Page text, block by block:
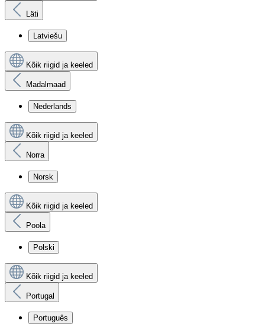
Läti
Latviešu
Kõik riigid ja keeled
Madalmaad
Nederlands
Kõik riigid ja keeled
Norra
Norsk
Kõik riigid ja keeled
Poola
Polski
Kõik riigid ja keeled
Portugal
Português